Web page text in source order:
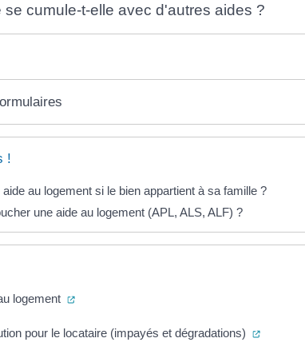
se cumule-t-elle avec d'autres aides ?
!
au logement si le bien appartient à sa famille ?
une aide au logement (APL, ALS, ALF) ?
logement (ouverture dans un nouvel onglet)
pour le locataire (impayés et dégradations)